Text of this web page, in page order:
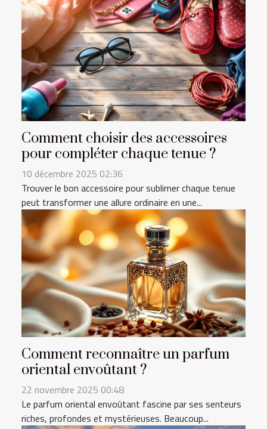
Comment choisir des accessoires
pour compléter chaque tenue ?
10 décembre 2025 02:36
Trouver le bon accessoire pour sublimer chaque tenue
peut transformer une allure ordinaire en une...
Comment reconnaître un parfum
oriental envoûtant ?
22 novembre 2025 00:48
Le parfum oriental envoûtant fascine par ses senteurs
riches, profondes et mystérieuses. Beaucoup...